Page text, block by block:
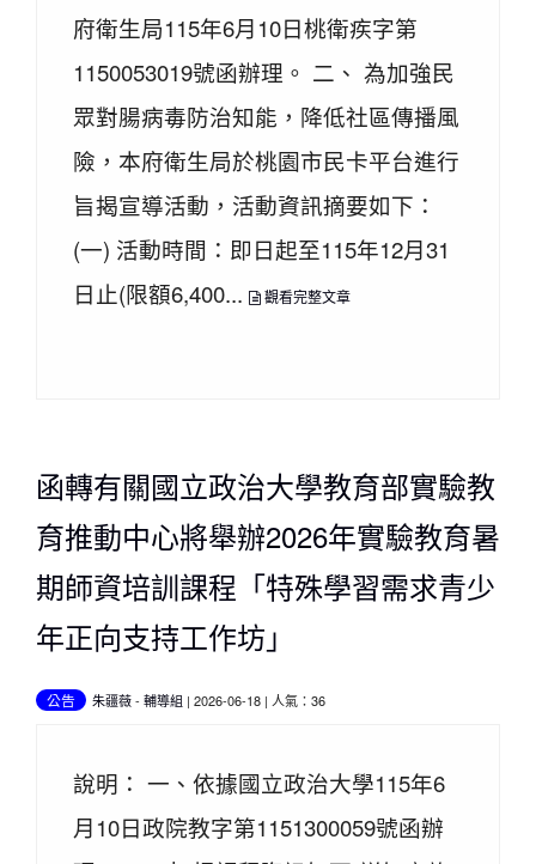
府衛生局115年6月10日桃衛疾字第
1150053019號函辦理。 二、 為加強民
眾對腸病毒防治知能，降低社區傳播風
險，本府衛生局於桃園市民卡平台進行
旨揭宣導活動，活動資訊摘要如下：
(一) 活動時間：即日起至115年12月31
日止(限額6,400...
觀看完整文章
函轉有關國立政治大學教育部實驗教
育推動中心將舉辦2026年實驗教育暑
期師資培訓課程「特殊學習需求青少
年正向支持工作坊」
公告 朱疆薇- 輔導組 | 2026-06-18 | 人氣：36
說明： 一、依據國立政治大學115年6
月10日政院教字第1151300059號函辦